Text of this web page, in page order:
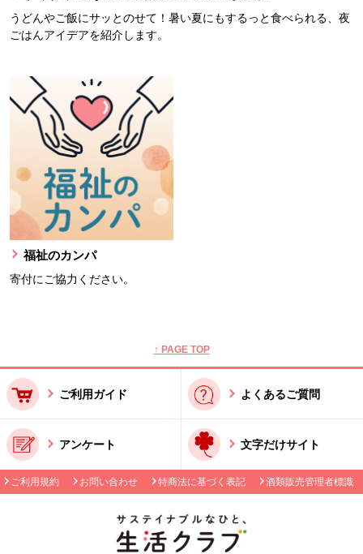
うどんやご飯にサッとのせて！暑い夏にもするっと食べられる、夜
ごはんアイデアを紹介します。
福祉のカンパ
寄付にご協力ください。
↑ PAGE TOP
ご利用ガイド よくあるご質問
アンケート 文字だけサイト
ご利用規約 お問い合わせ 特商法に基づく表記 酒類販売管理者標識